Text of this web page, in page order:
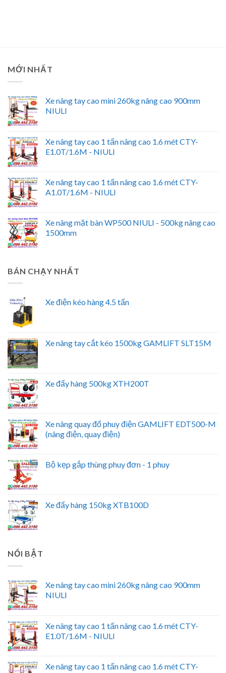
MỚI NHẤT
Xe nâng tay cao mini 260kg nâng cao 900mm
NIULI
Xe nâng tay cao 1 tấn nâng cao 1.6 mét CTY-
E1.0T/1.6M - NIULI
Xe nâng tay cao 1 tấn nâng cao 1.6 mét CTY-
A1.0T/1.6M - NIULI
Xe nâng mặt bàn WP500 NIULI - 500kg nâng cao
1500mm
BÁN CHẠY NHẤT
Xe điện kéo hàng 4.5 tấn
Xe nâng tay cắt kéo 1500kg GAMLIFT SLT15M
Xe đẩy hàng 500kg XTH200T
Xe nâng quay đổ phuy điện GAMLIFT EDT500-M
(nâng điện, quay điện)
Bộ kẹp gắp thùng phuy đơn - 1 phuy
Xe đẩy hàng 150kg XTB100D
NỔI BẬT
Xe nâng tay cao mini 260kg nâng cao 900mm
NIULI
Xe nâng tay cao 1 tấn nâng cao 1.6 mét CTY-
E1.0T/1.6M - NIULI
Xe nâng tay cao 1 tấn nâng cao 1.6 mét CTY-